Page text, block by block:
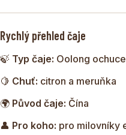
spojuje svěžest citrusů s
Rychlý přehled čaje
🍃 Typ čaje: Oolong
🍋 Chuť: citron a meruňka
🌍 Původ čaje: Čína
👤 Pro koho: pro milovníky